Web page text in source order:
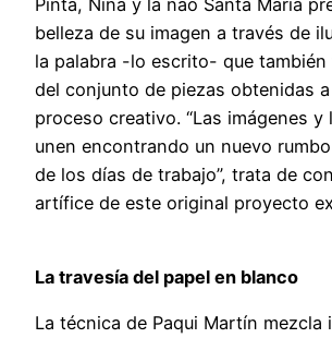
belleza de su imagen a través de
la palabra -lo escrito- que
del conjunto de piezas obtenidas
proceso creativo. “Las imágenes
unen encontrando un nuevo
de los días de trabajo”, trata de
artífice de este original proyecto
La travesía del papel en blanco
La técnica de Paqui Martín mezcla